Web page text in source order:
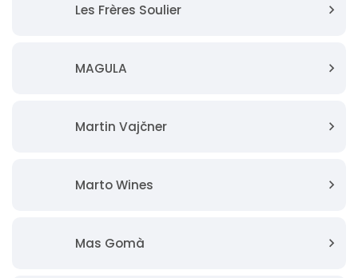
Les Frères Soulier
MAGULA
Martin Vajčner
Marto Wines
Mas Gomà